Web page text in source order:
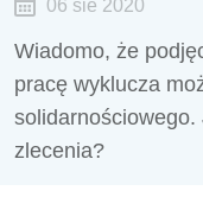
06 sie 2020
Wiadomo, że
pracę wyklucza
zlecenia?